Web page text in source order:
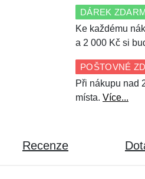
DÁREK
Ke každému
a 2 000 Kč si
POŠTOVNÉ
Při nákupu nad
místa. Více...
Recenze